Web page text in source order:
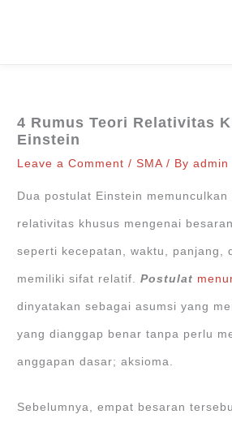
4 Rumus Teori Relativitas
Einstein
Leave a Comment /SMA/ Byadmin
Dua postulat Einstein memunculkan
relativitas khusus mengenai
seperti kecepatan, waktu, panjang,
memiliki sifat relatif.Postulat
dinyatakan sebagai asumsi yang
yang dianggap benar tanpa perlu
anggapan dasar; aksioma.
Sebelumnya, empat besaran